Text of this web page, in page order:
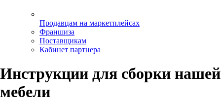
Продавцам на маркетплейсах
Франшиза
Поставщикам
Кабинет партнера
Инструкции для сборки нашей
мебели